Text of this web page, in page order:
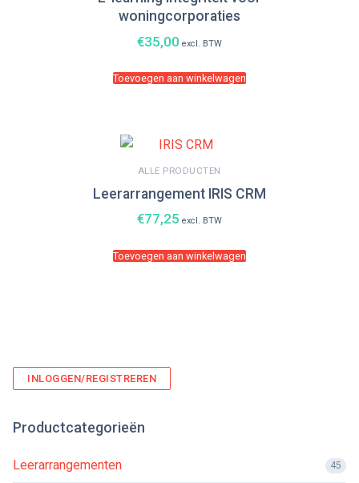
woningcorporaties
€35,00 excl. BTW
Toevoegen aan winkelwagen
ALLE PRODUCTEN
Leerarrangement IRIS CRM
€77,25 excl. BTW
Toevoegen aan winkelwagen
INLOGGEN/REGISTREREN
Productcategorieën
Leerarrangementen 45